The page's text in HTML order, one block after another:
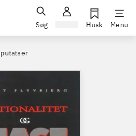
Søg Husk Menu